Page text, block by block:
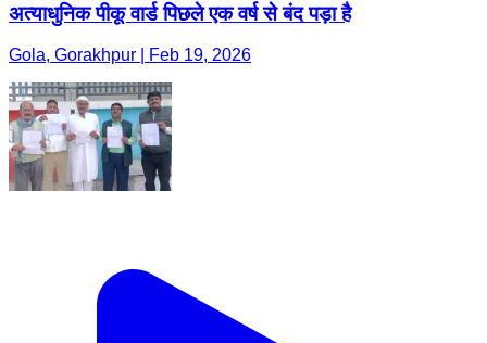
अत्याधुनिक पीकू वार्ड पिछले एक वर्ष से बंद पड़ा है
Gola, Gorakhpur | Feb 19, 2026